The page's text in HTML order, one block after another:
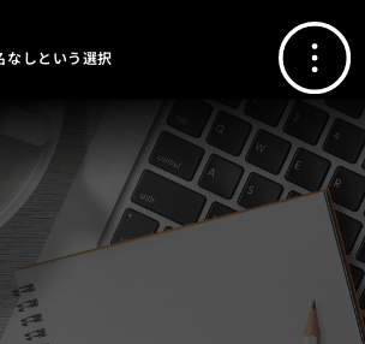
なしという選択